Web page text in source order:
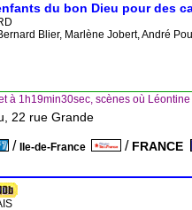
du bon Dieu pour des
Blier, Marlène Jobert, André
à 1h19min30sec, scènes où
22 rue Grande
/ Ile-de-France / FRANCE